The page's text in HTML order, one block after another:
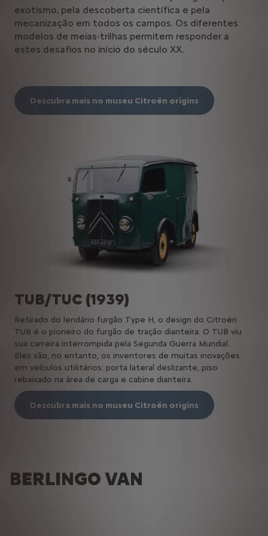
exotismo, pela descoberta científica e pela
mecanização em todos os campos. Os diferentes
modelos de meias-trilhas permitem responder a
estes desafios no início do século XX.
Descubra mais no museu Citroën origins
TUB/TUC (1939)
Retirado do lendário furgão Type H, o design do Citroën
TUB é o pioneiro do furgão de tração dianteira. O TUB viu
sua carreira interrompida pela Segunda Guerra Mundial.
Eles são, no entanto, os inventores de muitas inovações
em veículos utilitários: porta lateral deslizante, piso
rebaixado na área de carga e cabine dianteira.
Descubra mais no museu Citroën origins
1947
DE 1951 A 1996
BERLINGO VAN